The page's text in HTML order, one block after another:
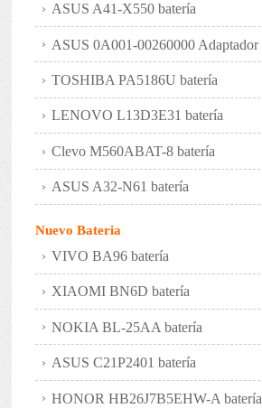
ASUS A41-X550 batería
ASUS 0A001-00260000 Adaptador
TOSHIBA PA5186U batería
LENOVO L13D3E31 batería
Clevo M560ABAT-8 batería
ASUS A32-N61 batería
Nuevo Bateria
VIVO BA96 batería
XIAOMI BN6D batería
NOKIA BL-25AA batería
ASUS C21P2401 batería
HONOR HB26J7B5EHW-A batería